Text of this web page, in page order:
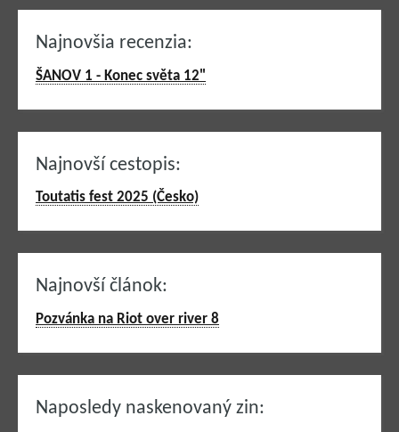
Najnovšia recenzia:
ŠANOV 1 - Konec světa 12"
Najnovší cestopis:
Toutatis fest 2025 (Česko)
Najnovší článok:
Pozvánka na Riot over river 8
Naposledy naskenovaný zin: